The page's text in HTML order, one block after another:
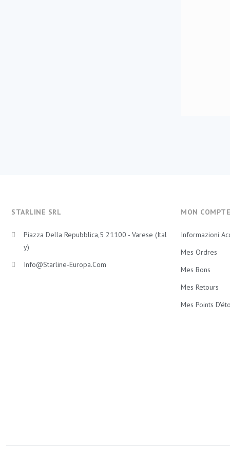
STARLINE SRL
Piazza Della Repubblica,5 21100 - Varese (Ital
Y)
Info@starline-Europa.com
MON COMPTE
Informazioni
Mes Ordres
Mes Bons
Mes Retours
Mes Points